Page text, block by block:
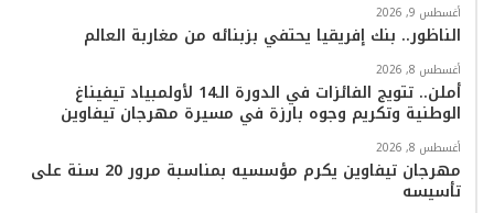
م
أغسطس 9, 2026
الناظور.. بنك إفريقيا يحتفي بزبنائه من مغاربة العالم
أغسطس 8, 2026
أملن.. تتويج الفائزات في الدورة الـ14 لأولمبياد تيفيناغ
الوطنية وتكريم وجوه بارزة في مسيرة مهرجان تيفاوين
أغسطس 8, 2026
مهرجان تيفاوين يكرم مؤسسيه بمناسبة مرور 20 سنة على
تأسيسه